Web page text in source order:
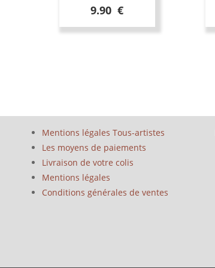
9.90 €
Mentions légales Tous-artistes
Les moyens de paiements
Livraison de votre colis
Mentions légales
Conditions générales de ventes